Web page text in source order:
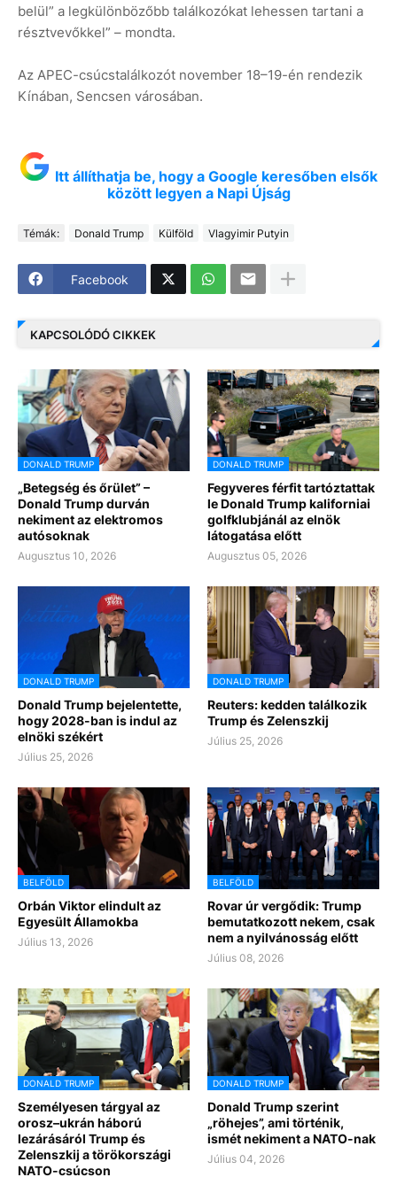
belül” a legkülönbözőbb találkozókat lehessen tartani a
résztvevőkkel” – mondta.
Az APEC-csúcstalálkozót november 18–19-én rendezik
Kínában, Sencsen városában.
Itt állíthatja be, hogy a Google keresőben elsők
között legyen a Napi Újság
Témák: Donald Trump Külföld Vlagyimir Putyin
Facebook
KAPCSOLÓDÓ CIKKEK
DONALD TRUMP
„Betegség és őrület” –
Donald Trump durván
nekiment az elektromos
autósoknak
Augusztus 10, 2026
DONALD TRUMP
Fegyveres férfit tartóztattak
le Donald Trump kaliforniai
golfklubjánál az elnök
látogatása előtt
Augusztus 05, 2026
DONALD TRUMP
Donald Trump bejelentette,
hogy 2028-ban is indul az
elnöki székért
Július 25, 2026
DONALD TRUMP
Reuters: kedden találkozik
Trump és Zelenszkij
Július 25, 2026
BELFÖLD
Orbán Viktor elindult az
Egyesült Államokba
Július 13, 2026
BELFÖLD
Rovar úr vergődik: Trump
bemutatkozott nekem, csak
nem a nyilvánosság előtt
Július 08, 2026
DONALD TRUMP
Személyesen tárgyal az
orosz–ukrán háború
lezárásáról Trump és
Zelenszkij a törökországi
NATO-csúcson
DONALD TRUMP
Donald Trump szerint
„röhejes”, ami történik,
ismét nekiment a NATO-nak
Július 04, 2026